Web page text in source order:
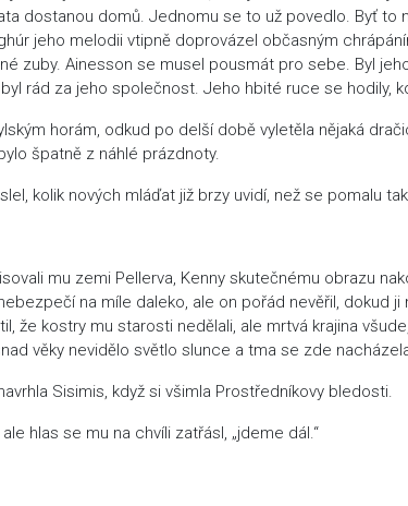
dostanou domů. Jednomu se to už povedlo. Byť to
jeho melodii vtipně doprovázel občasným
zuby. Ainesson se musel pousmát pro sebe. Byl
rád za jeho společnost. Jeho hbité ruce se hodily,
horám, odkud po delší době vyletěla nějaká
špatně z náhlé prázdnoty.
kolik nových mláďat již brzy uvidí, než se pomalu
mu zemi Pellerva, Kenny skutečnému obrazu
na míle daleko, ale on pořád nevěřil, dokud
že kostry mu starosti nedělali, ale mrtvá krajina
věky nevidělo světlo slunce a tma se zde
Sisimis, když si všimla Prostředníkovy bledosti.
hlas se mu na chvíli zatřásl, „jdeme dál.“